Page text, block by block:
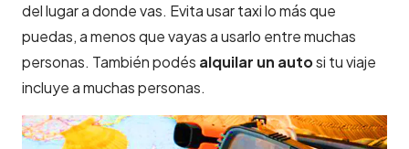
del lugar a donde vas. Evita usar taxi lo más que
puedas, a menos que vayas a usarlo entre muchas
personas. También podés alquilar un autosi tu viaje
incluye a muchas personas.